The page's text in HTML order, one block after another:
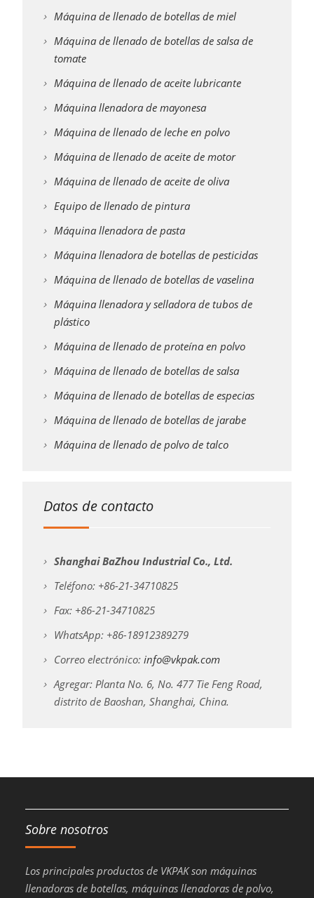
Máquina de llenado de botellas de miel
Máquina de llenado de botellas de salsa de
tomate
Máquina de llenado de aceite lubricante
Máquina llenadora de mayonesa
Máquina de llenado de leche en polvo
Máquina de llenado de aceite de motor
Máquina de llenado de aceite de oliva
Equipo de llenado de pintura
Máquina llenadora de pasta
Máquina llenadora de botellas de pesticidas
Máquina de llenado de botellas de vaselina
Máquina llenadora y selladora de tubos de
plástico
Máquina de llenado de proteína en polvo
Máquina de llenado de botellas de salsa
Máquina de llenado de botellas de especias
Máquina de llenado de botellas de jarabe
Máquina de llenado de polvo de talco
Datos de contacto
Shanghai BaZhou Industrial Co., Ltd.
Teléfono: +86-21-34710825
Fax: +86-21-34710825
WhatsApp: +86-18912389279
Correo electrónico: info@vkpak.com
Agregar: Planta No. 6, No. 477 Tie Feng Road,
distrito de Baoshan, Shanghai, China.
Sobre nosotros
Los principales productos de VKPAK son máquinas
llenadoras de botellas, máquinas llenadoras de polvo,